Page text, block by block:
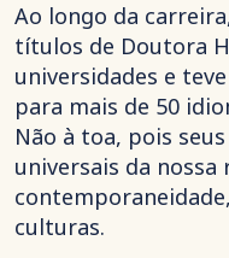
Ao longo da
títulos de Doutora
universidades e
para mais de 50
Não à toa, pois
universais da nossa
culturas.